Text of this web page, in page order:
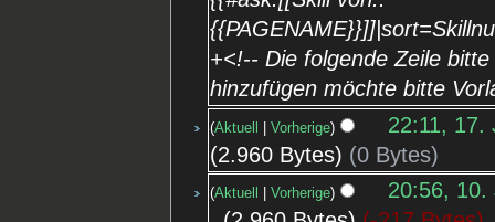
+<!-- Die folgende Zeile
hinzufügen möchte bitte
Aktuell Vorherige
22:11, 17.
2.960 Bytes
0 Bytes
Aktuell Vorherige
20:56, 10.